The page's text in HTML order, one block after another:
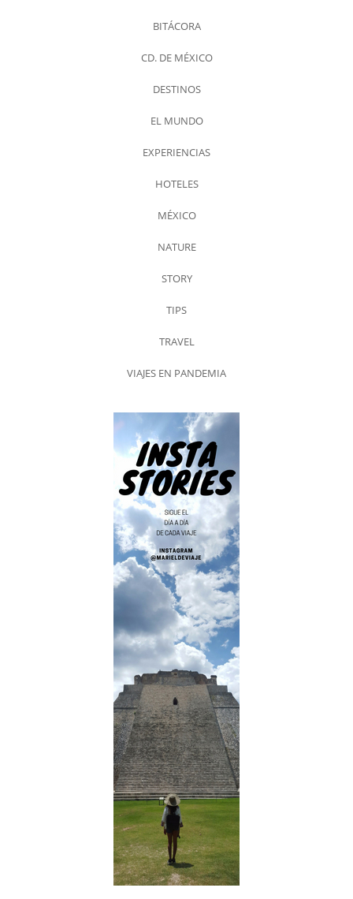
BITÁCORA
CD. DE MÉXICO
DESTINOS
EL MUNDO
EXPERIENCIAS
HOTELES
MÉXICO
NATURE
STORY
TIPS
TRAVEL
VIAJES EN PANDEMIA